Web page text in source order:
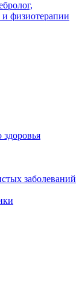
и физиотерапии
заболеваний